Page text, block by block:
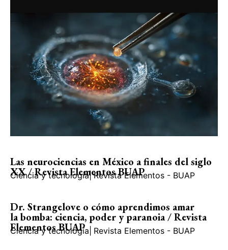
Las neurociencias en México a finales del siglo
XX / Revista Elementos BUAP
Ciencia y tecnología| Revista Elementos - BUAP
Dr. Strangelove o cómo aprendimos amar
la bomba: ciencia, poder y paranoia / Revista
Elementos BUAP
Ciencia y tecnología Revista Elementos - BUAP